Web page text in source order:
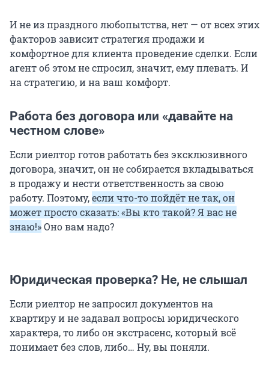
И не из праздного любопытства, нет — от всех этих
факторов зависит стратегия продажи и
комфортное для клиента проведение сделки. Если
агент об этом не спросил, значит, ему плевать. И
на стратегию, и на ваш комфорт.
Работа без договора или «давайте на
честном слове»
Если риелтор готов работать без эксклюзивного
договора, значит, он не собирается вкладываться
в продажу и нести ответственность за свою
работу. Поэтому,если что-то пойдёт не так, он
может просто сказать: «Вы кто такой? Я вас не
знаю!»Оно вам надо?
Юридическая проверка? Не, не слышал
Если риелтор не запросил документов на
квартиру и не задавал вопросы юридического
характера, то либо он экстрасенс, который всё
понимает без слов, либо… Ну, вы поняли.